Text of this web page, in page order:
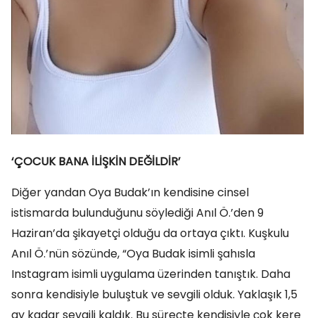
‘ÇOCUK BANA İLİŞKİN DEĞİLDİR’
Diğer yandan Oya Budak’ın kendisine cinsel
istismarda bulunduğunu söylediği Anıl Ö.’den 9
Haziran’da şikayetçi olduğu da ortaya çıktı. Kuşkulu
Anıl Ö.’nün sözünde, “Oya Budak isimli şahısla
Instagram isimli uygulama üzerinden tanıştık. Daha
sonra kendisiyle buluştuk ve sevgili olduk. Yaklaşık 1,5